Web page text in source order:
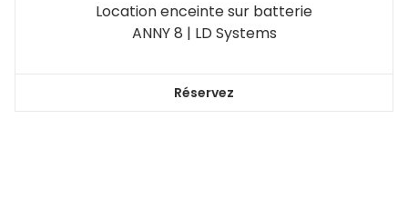
Location enceinte sur batterie
ANNY 8 | LD Systems
Réservez